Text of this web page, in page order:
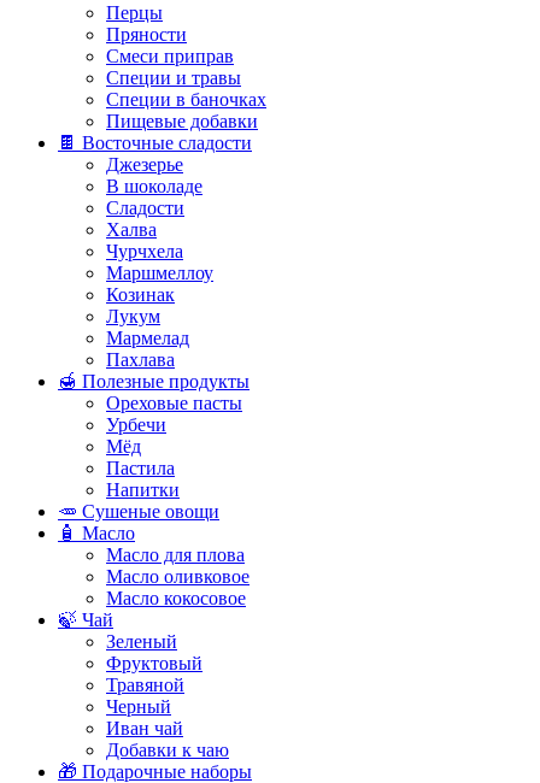
Перцы
Пряности
Смеси приправ
Специи и травы
Специи в баночках
Пищевые добавки
🍫 Восточные сладости
Джезерье
В шоколаде
Сладости
Халва
Чурчхела
Маршмеллоу
Козинак
Лукум
Мармелад
Пахлава
🍯 Полезные продукты
Ореховые пасты
Урбечи
Мёд
Пастила
Напитки
🥕 Сушеные овощи
🧴 Масло
Масло для плова
Масло оливковое
Масло кокосовое
🍃 Чай
Зеленый
Фруктовый
Травяной
Черный
Иван чай
Добавки к чаю
🎁 Подарочные наборы